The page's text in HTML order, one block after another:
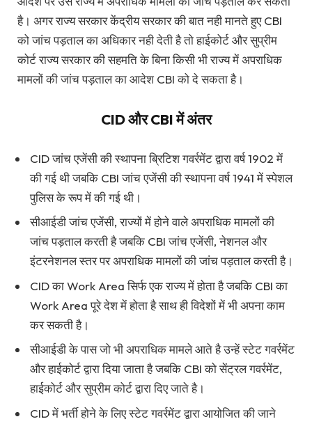
है। अगर राज्य सरकार केंद्रीय सरकार की बात नही मानते हुए CBI
को जांच पड़ताल का अधिकार नही देती है तो हाईकोर्ट और सुप्रीम
कोर्ट राज्य सरकार की सहमति के बिना किसी भी राज्य में अपराधिक
मामलों की जांच पड़ताल का आदेश CBI को दे सकता है।
CID और CBI में अंतर
CID जांच एजेंसी की स्थापना ब्रिटिश गवर्रमेंट द्वारा वर्ष 1902 में
की गई थी जबकि CBI जांच एजेंसी की स्थापना वर्ष 1941 में स्पेशल
पुलिस के रूप में की गई थी।
सीआईडी जांच एजेंसी, राज्यों में होने वाले अपराधिक मामलों की
जांच पड़ताल करती है जबकि CBI जांच एजेंसी, नेशनल और
इंटरनेशनल स्तर पर अपराधिक मामलों की जांच पड़ताल करती है।
CID का Work Area सिर्फ एक राज्य में होता है जबकि CBI का
Work Area पूरे देश में होता है साथ ही विदेशों में भी अपना काम
कर सकती है।
सीआईडी के पास जो भी अपराधिक मामले आते है उन्हें स्टेट गवर्रमेंट
और हाईकोर्ट द्वारा दिया जाता है जबकि CBI को सेंट्रल गवर्रमेंट,
हाईकोर्ट और सुप्रीम कोर्ट द्वारा दिए जाते है।
CID में भर्ती होने के लिए स्टेट गवर्रमेंट द्वारा आयोजित की जाने